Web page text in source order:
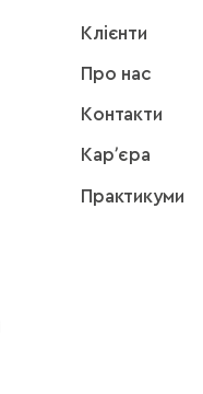
Клієнти
Про нас
Контакти
Карʼєра
Практикуми